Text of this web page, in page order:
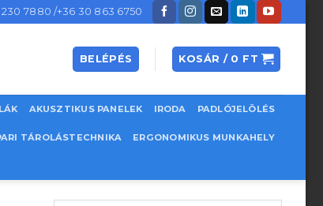
230 7880 /+36 30 863 6750
BELÉPÉS KOSÁR / 0 FT
AKUSZTIKUS PANELEK IRODA PADLÓJELÖLÉS
TÁROLÁSTECHNIKA ERGONOMIKUS MUNKAHELY